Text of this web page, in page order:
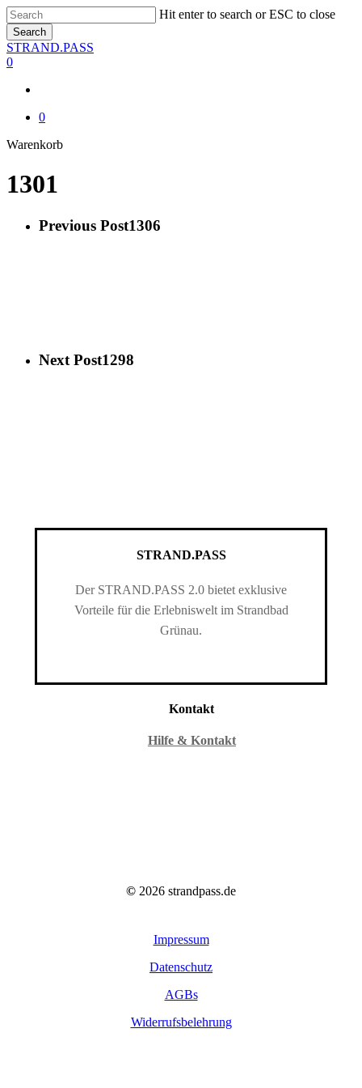
Skip
to
main
content
Hit enter to search or ESC to close
Search
Close
Search
STRAND.PASS
0
0
WarenkorbClose
1301
Previous Post1306
Next Post1298
STRAND.PASS
Der STRAND.PASS 2.0 bietet exklusive
Vorteile für die Erlebniswelt im Strandbad
Grünau.
Kontakt
Hilfe & Kontakt
© 2026 strandpass.de
Impressum
Datenschutz
AGBs
Widerrufsbelehrung